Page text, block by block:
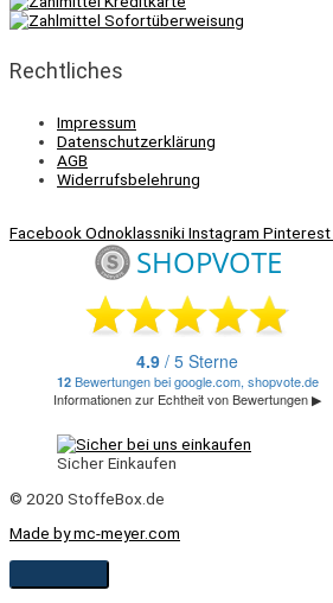
Rechtliches
Impressum
Datenschutzerklärung
AGB
Widerrufsbelehrung
FacebookOdnoklassnikiInstagram Pinterest
Sicher Einkaufen
© 2020 StoffeBox.de
Made by mc-meyer.com